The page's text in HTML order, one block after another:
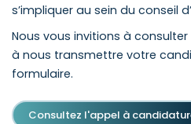
s’impliquer au sein du conseil
Nous vous invitions à
à nous transmettre votre
formulaire.
Consultez l'appel à